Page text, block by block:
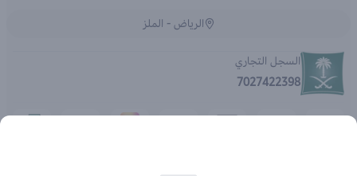
الرياض - الملز
السجل التجاري
7027422398